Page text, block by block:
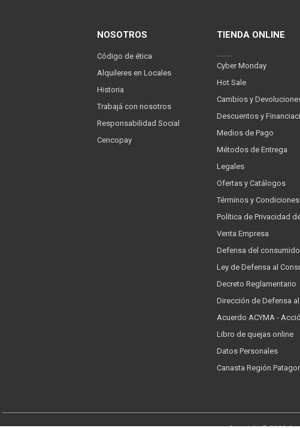
NOSOTROS
Código de ética
Alquileres en Locales
Historia
Trabajá con nosotros
Responsabilidad Social
Cencopay
TIENDA ONLINE
Cyber Monday
Hot Sale
Cambios y
Descuentos y
Medios de Pago
Métodos de Entrega
Legales
Ofertas y Catálogos
Términos y Condiciones
Política de Privacidad
Venta Empresa
Defensa del
Ley de Defensa al
Decreto Reglamentario
Dirección de Defensa
Acuerdo ACYMA -
Libro de quejas online
Datos Personales
Canasta Región